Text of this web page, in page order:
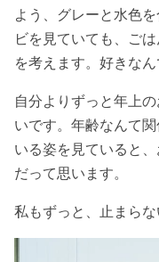
よう、グレーと水色
ビを見ていても、ご
を考えます。好きな
自分よりずっと年上
いです。年齢なんて
いる姿を見ていると、
だって思います。
私もずっと、止まらな